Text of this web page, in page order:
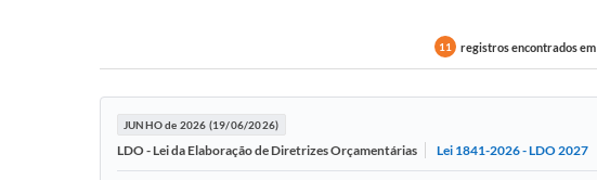
11 registros encontrados em
JUNHO de 2026 (19/06/2026)
LDO - Lei da Elaboração de Diretrizes Orçamentárias Lei 1841-2026 - LDO 2027